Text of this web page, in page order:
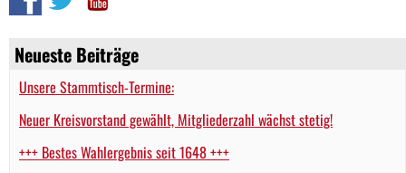
Neueste Beiträge
Unsere Stammtisch-Termine:
Neuer Kreisvorstand gewählt, Mitgliederzahl wächst stetig!
+++ Bestes Wahlergebnis seit 1648 +++